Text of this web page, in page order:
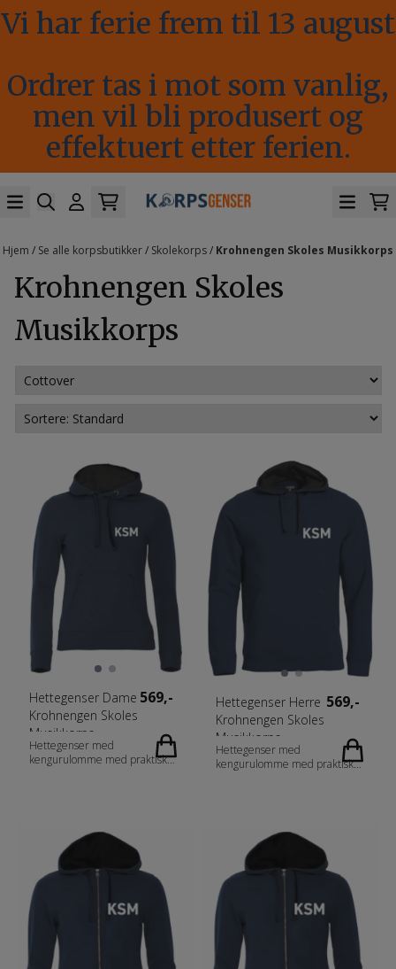
Hopp til innhold
Vi har ferie frem til 13 august
Ordrer tas i mot som vanlig,
men vil bli produsert og
effektuert etter ferien.
Hjem / Se alle korpsbutikker/ Skolekorps/ Krohnengen Skoles Musikkorps
Krohnengen Skoles
Musikkorps
Hettegenser Dame
Krohnengen Skoles
Musikkorps
569,-
Hettegenser med
kengurulomme med praktisk
Ton-i-ton flatlocksømmer.
polyester. Melerte farger:
blåmelert [565], grønnmelert
[676] antrasitmelert [955] :
60% bomull, 40% polyester.
Gråmelert [95] : 85% bomull
Vekt 300 g/m2
Hettegenser Herre
Krohnengen Skoles
Musikkorps
569,-
Hettegenser med
kengurulomme med praktisk
Ton-i-ton flatlocksømmer.
Fabrics 80% bomull, 20%
polyester. Melerte farger:
blåmelert [565], grønnmelert
[676] antrasitmelert [955] :
60% bomull, 40% polyester.
Gråmelert [95] : 85% bomull
15% viskose. Gender Herrer
Vekt 300 g/m2